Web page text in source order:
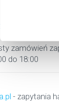
zamówień
do 18:00
- zapytania